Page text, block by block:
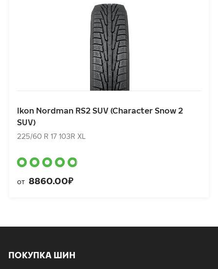
Ikon Nordman RS2 SUV (Character Snow 2
SUV)
225/60 R 17 103R XL
от 8860.00₽
Ikon Nordman RS2 SUV (Character Snow 2 SUV)
от8860.00₽
ПОКУПКА ШИН